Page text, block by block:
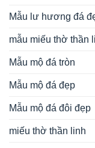
Mẫu lư hương đá
mẫu miếu thờ thần
Mẫu mộ đá tròn
Mẫu mộ đá đẹp
Mẫu mộ đá đôi đẹp
miếu thờ thần linh